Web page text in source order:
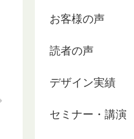
リーフレットの制作でお世話
かったので自分で文章やデザ
と試みたものの時間ばかり過
お客様の声
読者の声
デザイン実績
セミナー・講演